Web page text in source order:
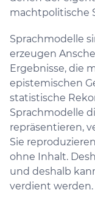
machtpolitische
Sprachmodelle
erzeugen
Ergebnisse, die
epistemischen
statistische
Sprachmodelle
repräsentieren,
Sie
ohne Inhalt.
und deshalb
verdient werden.